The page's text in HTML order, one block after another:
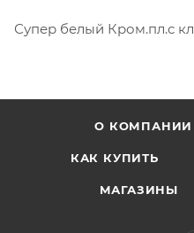
Супер белый Кром.пл.с
О КОМПАНИИ
КАК КУПИТЬ
МАГАЗИНЫ